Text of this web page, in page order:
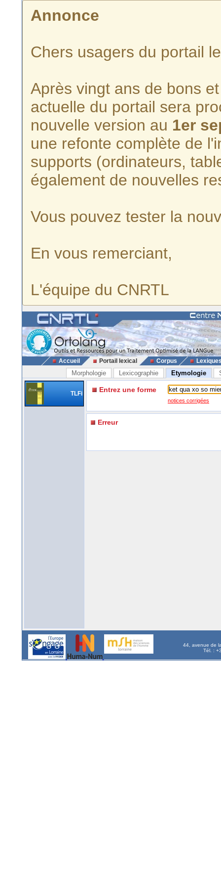
Annonce
Chers usagers du portail
Après vingt ans de bons
actuelle du portail sera
nouvelle version au 1er
une refonte complète de
supports (ordinateurs,
également de nouvelles
Vous pouvez tester la
En vous remerciant,
L'équipe du CNRTL
Accueil Portail lexical Corpus
Morphologie Lexicographie Etymologie
TLFi Entrez une forme
notices corrigées
Erreur
44, avenue de
Tél. :